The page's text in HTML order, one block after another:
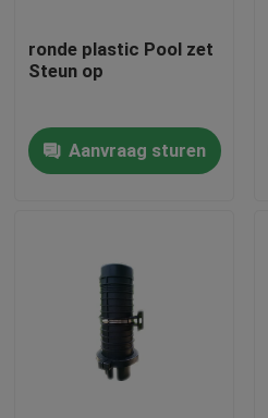
Ongeveer ons
Fabrieksreis
ronde plastic Pool zet
Steun op
Aanvraag sturen